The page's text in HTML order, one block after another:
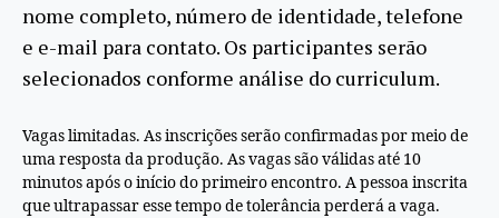
nome completo, número de identidade, telefone
e e-mail para contato. Os participantes serão
selecionados conforme análise do curriculum.
Vagas limitadas. As inscrições serão confirmadas por meio de
uma resposta da produção. As vagas são válidas até 10
minutos após o início do primeiro encontro. A pessoa inscrita
que ultrapassar esse tempo de tolerância perderá a vaga.